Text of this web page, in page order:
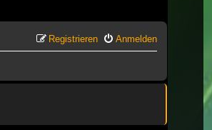
Anmelden
Registrieren